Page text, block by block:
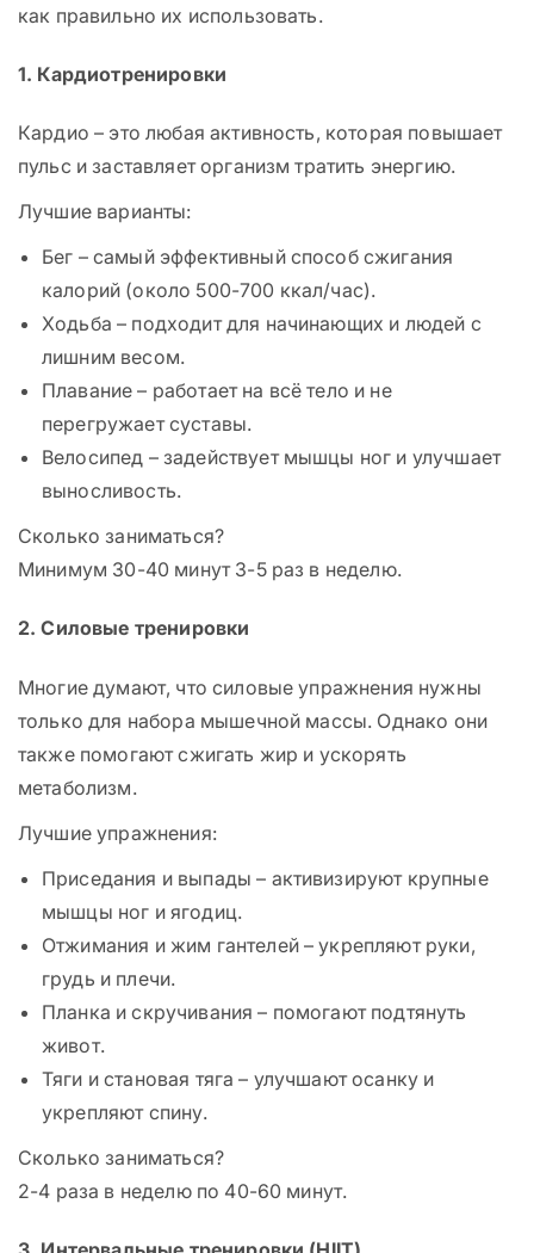
как правильно их использовать.
1. Кардиотренировки
Кардио – это любая активность, которая повышает
пульс и заставляет организм тратить энергию.
Лучшие варианты:
Бег – самый эффективный способ сжигания
калорий (около 500-700 ккал/час).
Ходьба – подходит для начинающих и людей с
лишним весом.
Плавание – работает на всё тело и не
перегружает суставы.
Велосипед – задействует мышцы ног и улучшает
выносливость.
Сколько заниматься?
Минимум 30-40 минут 3-5 раз в неделю.
2. Силовые тренировки
Многие думают, что силовые упражнения нужны
только для набора мышечной массы. Однако они
также помогают сжигать жир и ускорять
метаболизм.
Лучшие упражнения:
Приседания и выпады – активизируют крупные
мышцы ног и ягодиц.
Отжимания и жим гантелей – укрепляют руки,
грудь и плечи.
Планка и скручивания – помогают подтянуть
живот.
Тяги и становая тяга – улучшают осанку и
укрепляют спину.
Сколько заниматься?
2-4 раза в неделю по 40-60 минут.